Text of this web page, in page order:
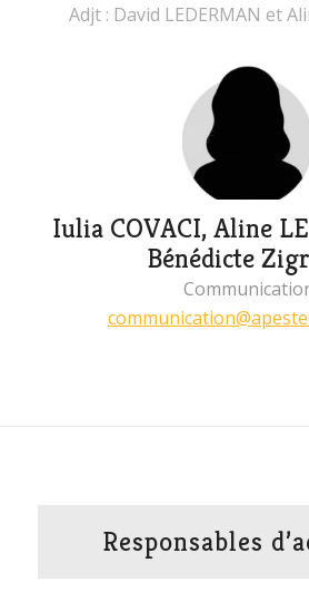
Adjt : David LEDERMAN et
Iulia COVACI, Aline
Bénédicte
Responsables